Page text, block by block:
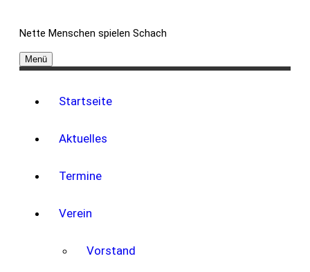
Nette Menschen spielen Schach
Menü
Startseite
Aktuelles
Termine
Verein
Vorstand